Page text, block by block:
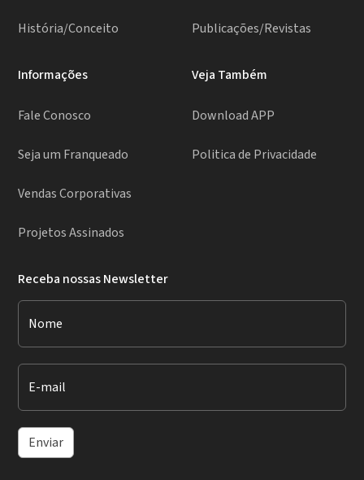
História/Conceito Publicações/Revistas
Informações
Fale Conosco
Seja um Franqueado
Vendas Corporativas
Projetos Assinados
Veja Também
Download APP
Politica de Privacidade
Receba nossas Newsletter
Nome
E-mail
Enviar